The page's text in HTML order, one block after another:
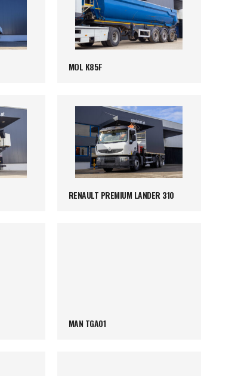
MOL K85F
RENAULT PREMIUM LANDER 310
MAN TGA01